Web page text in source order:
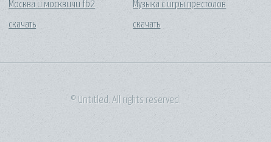
Москва и москвичи fb2
скачать
Музыка с игры престолов
скачать
© Untitled. All rights reserved.